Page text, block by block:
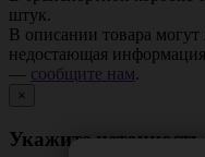
штук.
В описании товара
недостающая
— сообщите нам.
×
Укажите